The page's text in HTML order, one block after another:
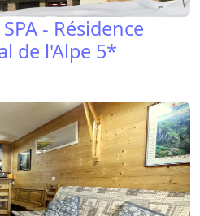
- Résidence
de l'Alpe 5*